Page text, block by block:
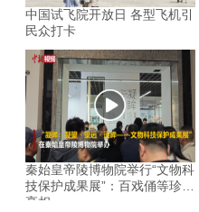
中国试飞院开放日 各型飞机引
民众打卡
秦始皇帝陵博物院举行“文物科
技保护成果展”：百戏俑等珍品
亮相